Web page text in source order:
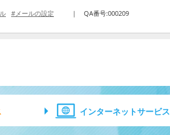
#メールの設定 ｜ QA番号:000209
インターネットサービス